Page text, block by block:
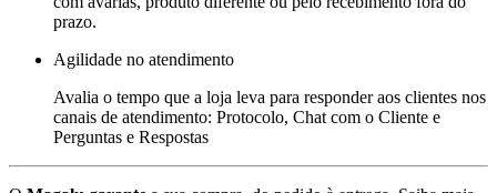
prazo.
Agilidade no atendimento
Avalia o tempo que a loja leva para responder aos clientes nos
canais de atendimento: Protocolo, Chat com o Cliente e
Perguntas e Respostas